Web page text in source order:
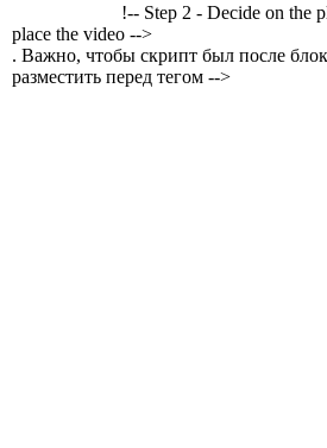
!-- Step 2 - Decide on the
place the video -->
. Важно, чтобы скрипт был после
разместить перед тегом -->